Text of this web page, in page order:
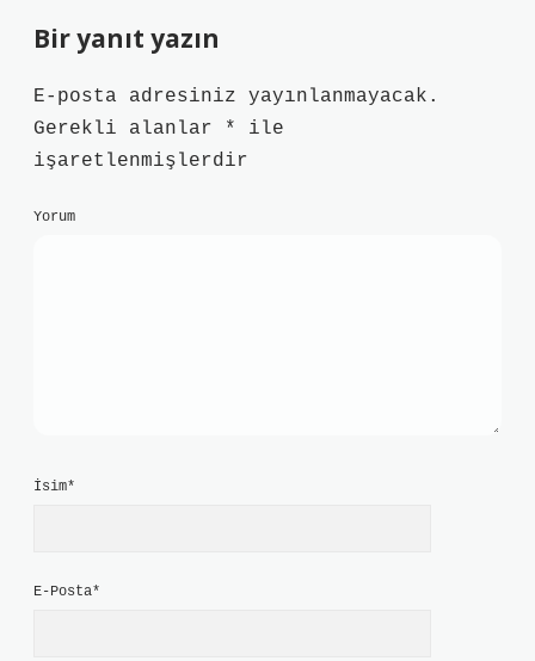
Bir yanıt yazın
E-posta adresiniz yayınlanmayacak.
Gerekli alanlar
*
ile
işaretlenmişlerdir
Yorum
İsim*
E-Posta*